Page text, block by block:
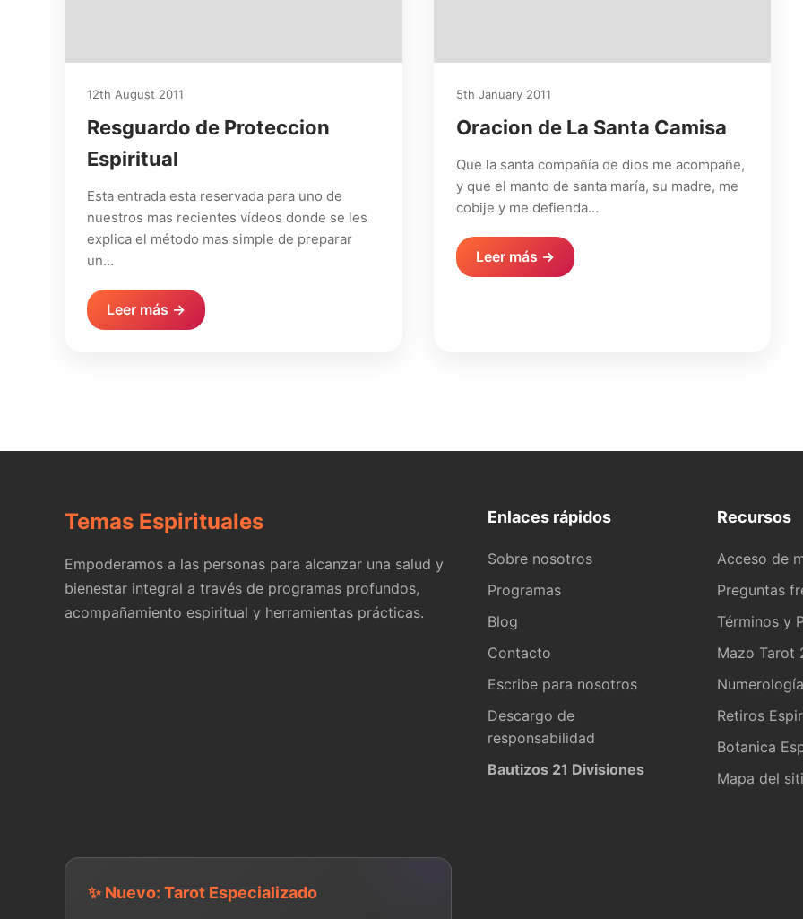
12th August 2011
Resguardo de Proteccion
Espiritual
Esta entrada esta reservada para uno de
nuestros mas recientes vídeos donde se les
explica el método mas simple de preparar
un…
Leer más →
5th January 2011
Oracion de La Santa Camisa
Que la santa compañía de dios me acompañe,
y que el manto de santa maría, su madre, me
cobije y me defienda…
Leer más →
Temas Espirituales
Empoderamos a las personas para alcanzar una salud y
bienestar integral a través de programas profundos,
acompañamiento espiritual y herramientas prácticas.
Enlaces rápidos
Sobre nosotros
Programas
Blog
Contacto
Escribe para nosotros
Descargo de
responsabilidad
Bautizos 21 Divisiones
Recursos
Acceso de
Preguntas
Términos y
Mazo Tarot
Numerología
Retiros
Botanica
Mapa del
✨ Nuevo: Tarot Especializado